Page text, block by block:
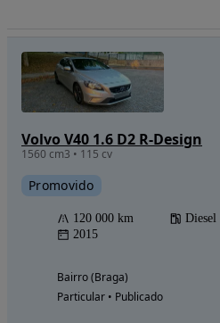
Volvo V40 1.6 D2 R-Design
1560 cm3 • 115 cv
Promovido
120 000 km Diesel
2015
Bairro (Braga)
Particular • Publicado